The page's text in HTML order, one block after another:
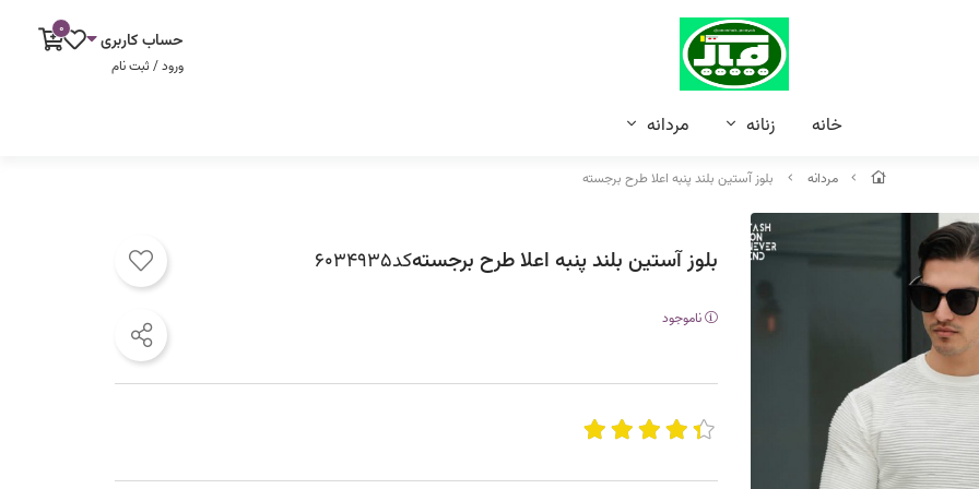
حساب کاربری
ورود / ثبت نام
0
خانه زنانه مردانه
مردانه بلوز آستین بلند پنبه اعلا طرح برجسته
بلوز آستین بلند پنبه اعلا طرح برجستهکد
ناموجود